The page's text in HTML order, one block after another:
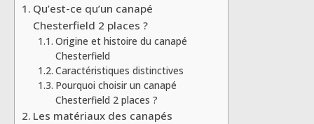
Qu’est-ce qu’un canapé
Chesterfield 2 places ?
Origine et histoire du canapé
Chesterfield
Caractéristiques distinctives
Pourquoi choisir un canapé
Chesterfield 2 places ?
Les matériaux des canapés